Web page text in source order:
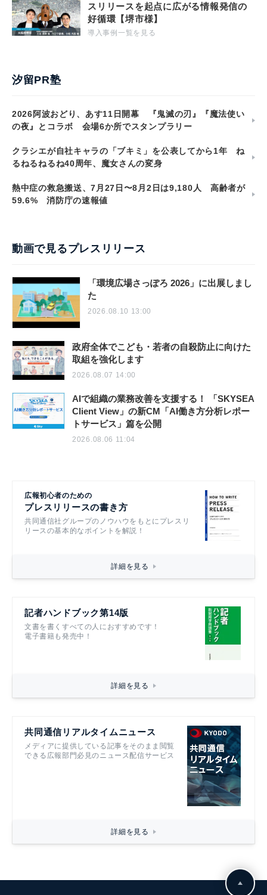
スリリースを起点に広がる情報発信の
好循環【堺市様】
導入事例一覧を見る
汐留PR塾
2026阿波おどり、あす11日開幕 『鬼滅の刃』『魔法使い
の夜』とコラボ 会場6か所でスタンプラリー
クラシエが自社キャラの「ブキミ」を公表してから1年 ね
るねるねるね40周年、魔女さんの変身
熱中症の救急搬送、7月27日〜8月2日は9,180人 高齢者が
59.6% 消防庁の速報値
動画で見るプレスリリース
「環境広場さっぽろ 2026」に出展しまし
た
2026.08.10 13:00
政府全体でこども・若者の自殺防止に向けた
取組を強化します
2026.08.07 14:00
AIで組織の業務改善を支援する！ 「SKYSEA
Client View」の新CM「AI働き方分析レポー
トサービス」篇を公開
2026.08.06 11:04
広報初心者のための
プレスリリースの書き方
共同通信社グループのノウハウをもとにプレスリ
リースの基本的なポイントを解説！
詳細を見る
記者ハンドブック第14版
文書を書くすべての人におすすめです！
電子書籍も発売中！
詳細を見る
共同通信リアルタイムニュース
メディアに提供している記事をそのまま閲覧
できる広報部門必見のニュース配信サービス
詳細を見る